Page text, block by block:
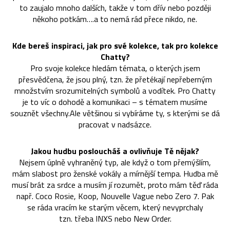
to zaujalo mnoho dalších, takže v tom dřív nebo později
někoho potkám….a to nemá rád přece nikdo, ne.
Kde bereš inspiraci, jak pro své kolekce, tak pro kolekce
Chatty?
Pro svoje kolekce hledám témata, o kterých jsem
přesvědčena, že jsou plný, tzn. že přetékají nepřeberným
množstvím srozumitelných symbolů a vodítek. Pro Chatty
je to víc o dohodě a komunikaci – s tématem musíme
souznět všechny.Ale většinou si vybíráme ty, s kterými se dá
pracovat v nadsázce.
Jakou hudbu posloucháš a ovlivňuje Tě nějak?
Nejsem úplně vyhraněný typ, ale když o tom přemýšlím,
mám slabost pro ženské vokály a mírnější tempa. Hudba mě
musí brát za srdce a musím jí rozumět, proto mám těď ráda
např. Coco Rosie, Koop, Nouvelle Vague nebo Zero 7. Pak
se ráda vracím ke starým věcem, který nevyprchaly
tzn. třeba INXS nebo New Order.